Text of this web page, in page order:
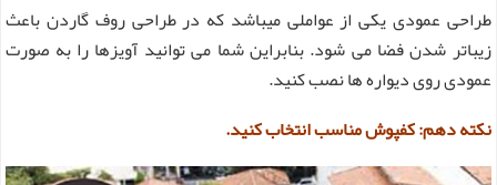
طراحی عمودی یکی از عواملی میباشد که در طراحی روف گاردن باعث
زیباتر شدن فضا می شود. بنابراین شما می توانید آویزها را به صورت
عمودی روی دیواره ها نصب کنید.
نکته دهم: کفپوش مناسب انتخاب کنید.